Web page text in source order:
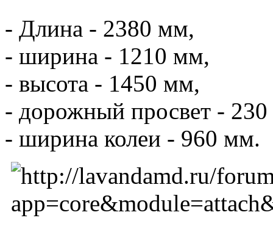
- Длина - 2380 мм,
- ширина - 1210 мм,
- высота - 1450 мм,
- дорожный просвет -
- ширина колеи - 960 мм.